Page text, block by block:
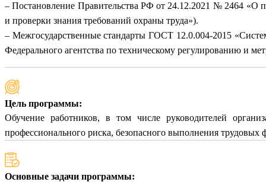
– Постановление Правительства РФ от 24.12.2021 № 2464 «О
и проверки знания требований охраны труда»).
– Межгосударственные стандарты ГОСТ 12.0.004-2015
Федерального агентства по техническому регулированию и
Цель программы:
Обучение работников, в том числе руководителей
профессионального риска, безопасного выполнения
Основные задачи программы: